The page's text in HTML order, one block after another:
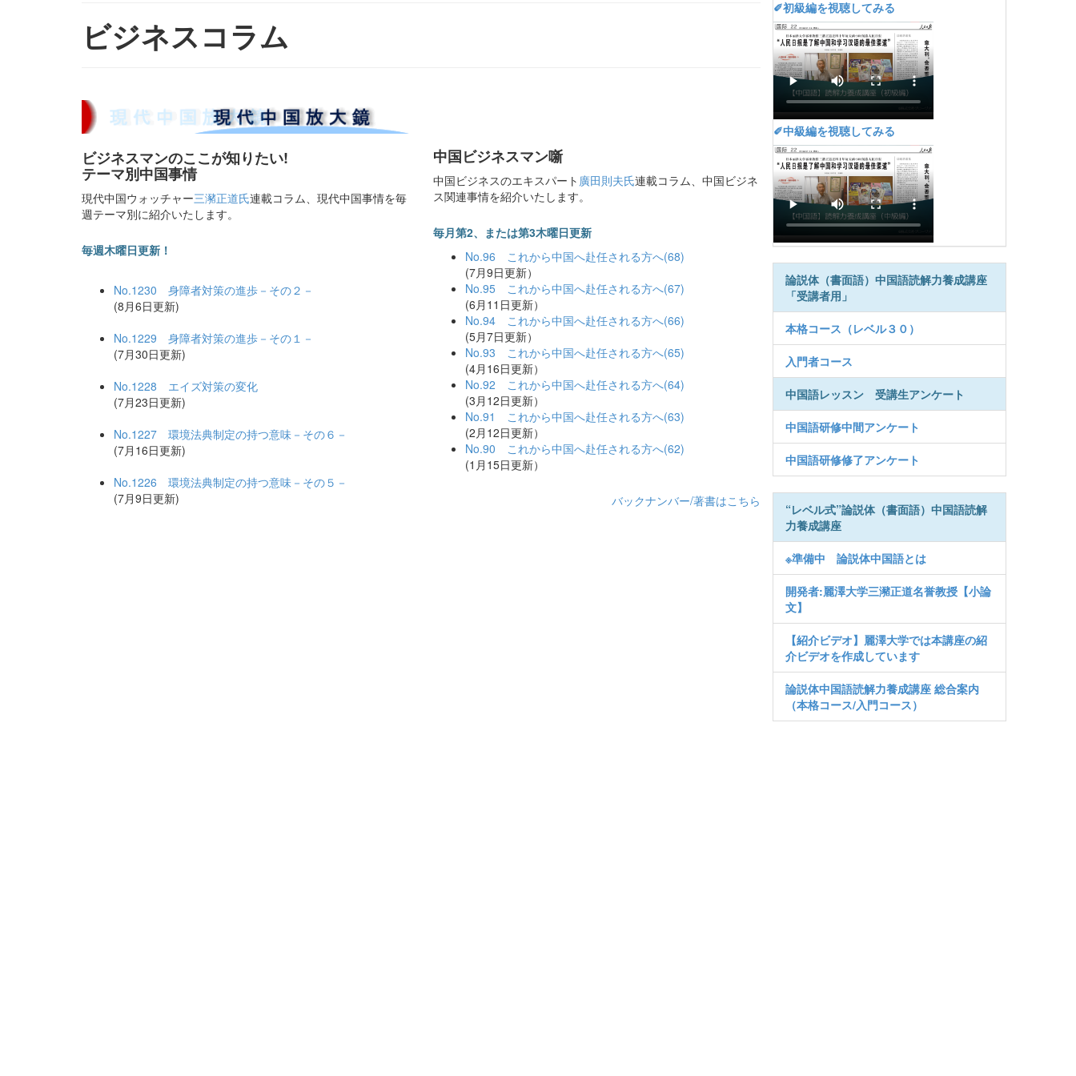
ビジネスコラム
ビジネスマンのここが知りたい!
テーマ別中国事情
現代中国ウォッチャー三瀦正道氏連載コラム、現代中国事情を毎
週テーマ別に紹介いたします。
毎週木曜日更新！
No.1230 身障者対策の進歩－その２－
(8月6日更新)
No.1229 身障者対策の進歩－その１－
(7月30日更新)
No.1228 エイズ対策の変化
(7月23日更新)
No.1227 環境法典制定の持つ意味－その６－
(7月16日更新)
No.1226 環境法典制定の持つ意味－その５－
(7月9日更新)
中国ビジネスマン噺
中国ビジネスのエキスパート 廣田則夫氏連載コラム、中国ビジネ
ス関連事情を紹介いたします。
毎月第2、または第3木曜日更新
No.96 これから中国へ赴任される方へ(68)
(7月9日更新）
No.95 これから中国へ赴任される方へ(67)
(6月11日更新）
No.94 これから中国へ赴任される方へ(66)
(5月7日更新）
No.93 これから中国へ赴任される方へ(65)
(4月16日更新）
No.92 これから中国へ赴任される方へ(64)
(3月12日更新）
No.91 これから中国へ赴任される方へ(63)
(2月12日更新）
No.90 これから中国へ赴任される方へ(62)
(1月15日更新）
バックナンバー/著書はこちら
✐初級編を視聴してみる
✐中級編を視聴してみる
論説体（書面語）中国語読解力養成講座
「受講者用」
本格コース（レベル３０）
入門者コース
中国語レッスン 受講生アンケート
中国語研修中間アンケート
中国語研修修了アンケート
“レベル式”論説体（書面語）中国語読解
力養成講座
※準備中 論説体中国語とは
開発者:麗澤大学三瀦正道名誉教授【小論
文】
【紹介ビデオ】麗澤大学では本講座の紹
介ビデオを作成しています
論説体中国語読解力養成講座 総合案内
（本格コース/入門コース）